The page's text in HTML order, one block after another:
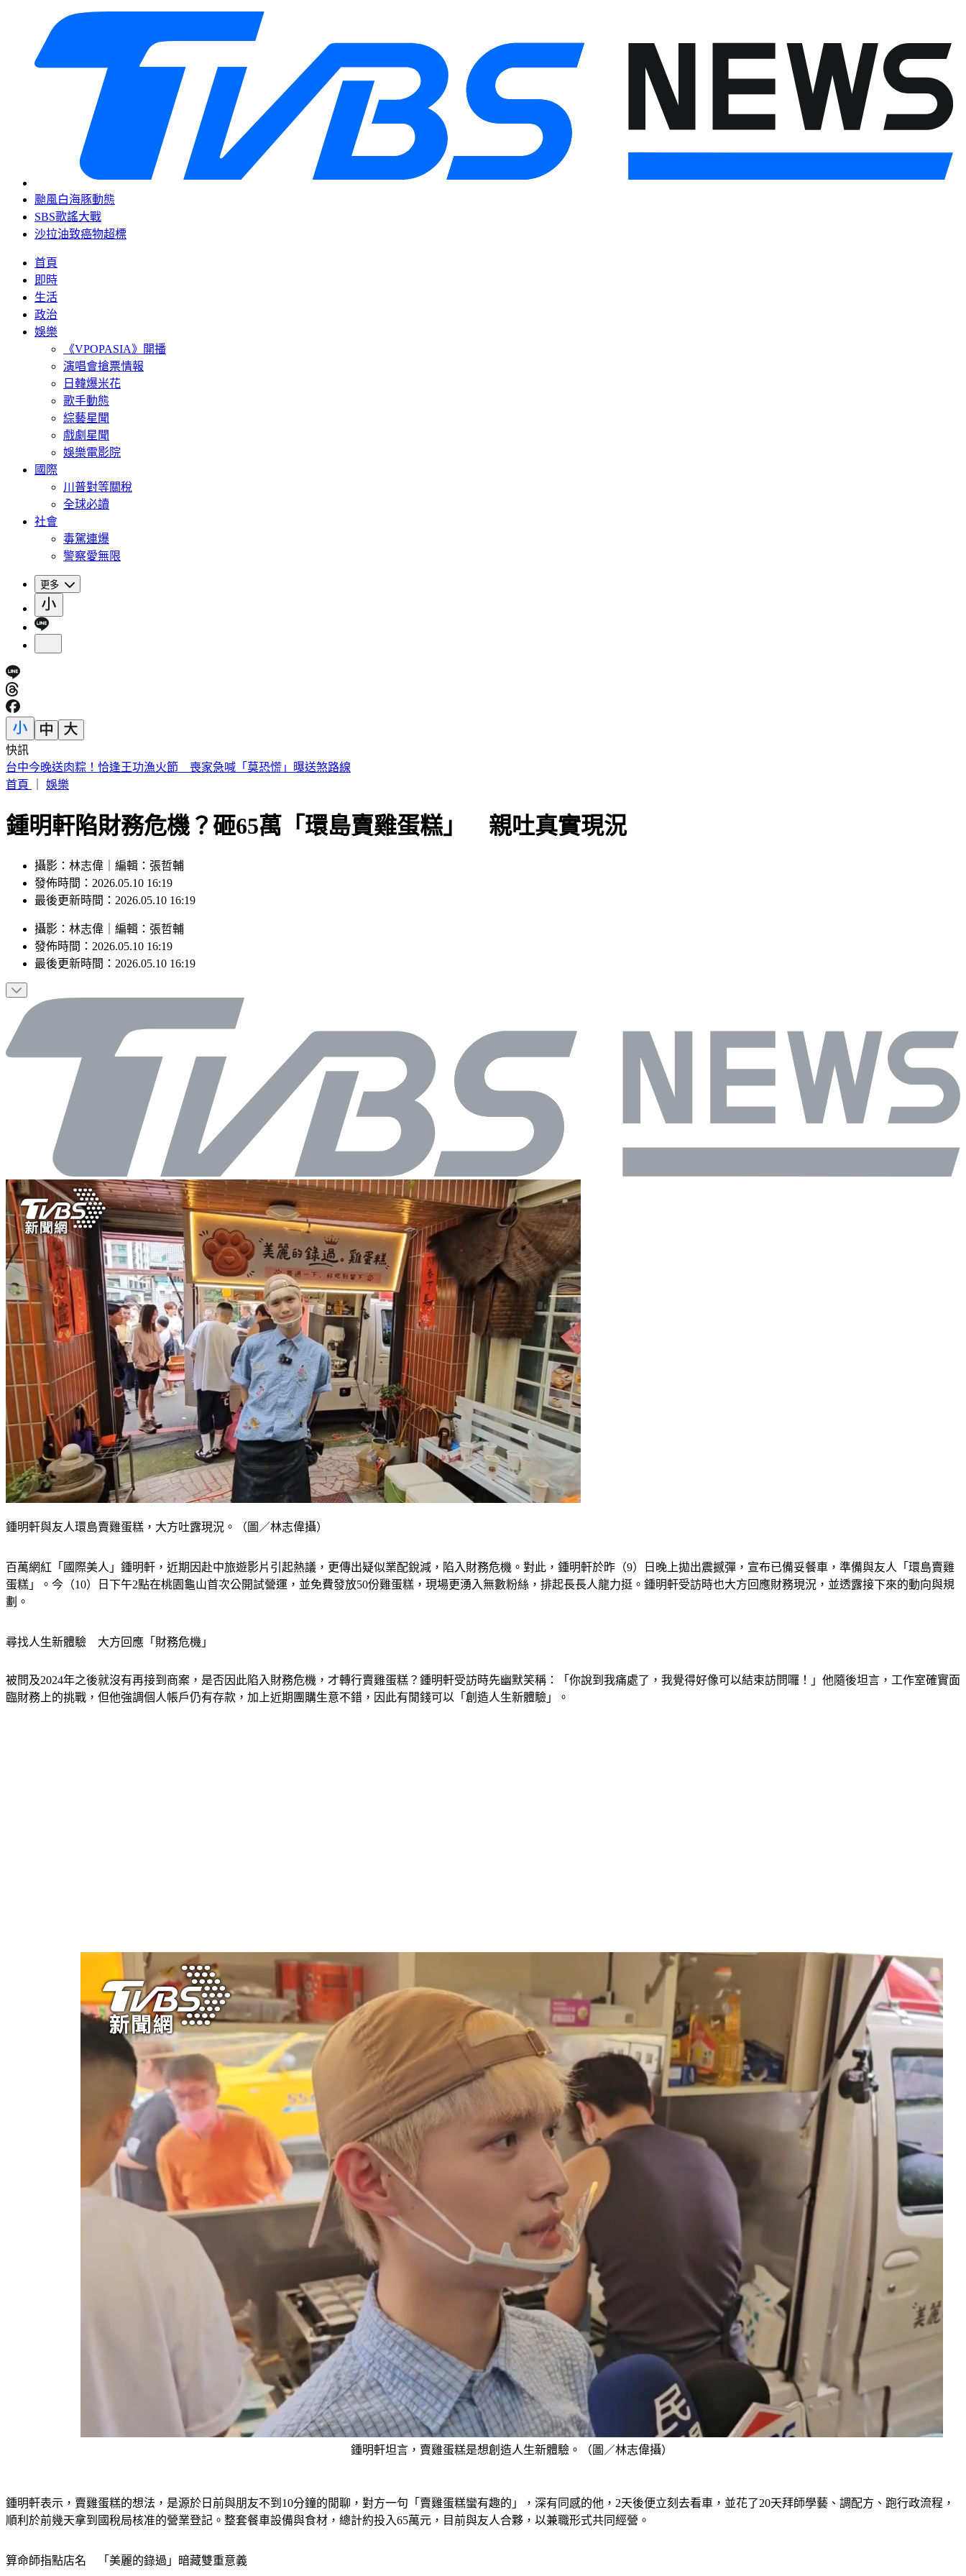
颱風白海豚動態
SBS歌謠大戰
沙拉油致癌物超標
首頁
即時
生活
政治
娛樂
《VPOPASIA》開播
演唱會搶票情報
日韓爆米花
歌手動態
綜藝星聞
戲劇星聞
娛樂電影院
國際
川普對等關稅
全球必讀
社會
毒駕連爆
警察愛無限
更多
快訊
獨／酒駕、三寶超車都來！我外交官狂飆156公里 遭日內瓦警關切
首頁
娛樂
鍾明軒陷財務危機？砸65萬「環島賣雞蛋糕」 親吐真實現況
攝影：林志偉｜編輯：張哲輔
發佈時間：2026.05.10 16:19
最後更新時間：2026.05.10 16:19
攝影 ： 林志偉 編輯 ： 張哲輔
發佈時間： 2026.05.10 16:19
最後更新時間： 2026.05.10 16:19
鍾明軒與友人環島賣雞蛋糕，大方吐露現況。（圖／林志偉攝）
百萬網紅「國際美人」鍾明軒，近期因赴中旅遊影片引起熱議，更傳出疑似業配銳減，陷入財務危機。對此，鍾明軒於昨（9）日晚上拋出震撼彈，宣布已備妥餐車，準備與友人「環島賣雞
蛋糕」。今（10）日下午2點在桃園龜山首次公開試營運，並免費發放50份雞蛋糕，現場更湧入無數粉絲，排起長長人龍力挺。鍾明軒受訪時也大方回應財務現況，並透露接下來的動向與規
劃。
尋找人生新體驗　大方回應「財務危機」
被問及2024年之後就沒有再接到商案，是否因此陷入財務危機，才轉行賣雞蛋糕？鍾明軒受訪時先幽默笑稱：「你說到我痛處了，我覺得好像可以結束訪問囉！」他隨後坦言，工作室確實面
臨財務上的挑戰，但他強調個人帳戶仍有存款，加上近期團購生意不錯，因此有閒錢可以「創造人生新體驗」。
鍾明軒坦言，賣雞蛋糕是想創造人生新體驗。（圖／林志偉攝）
鍾明軒表示，賣雞蛋糕的想法，是源於日前與朋友不到10分鐘的閒聊，對方一句「賣雞蛋糕蠻有趣的」，深有同感的他，2天後便立刻去看車，並花了20天拜師學藝、調配方、跑行政流程，
順利於前幾天拿到國稅局核准的營業登記。整套餐車設備與食材，總計約投入65萬元，目前與友人合夥，以兼職形式共同經營。
算命師指點店名　「美麗的錄過」暗藏雙重意義